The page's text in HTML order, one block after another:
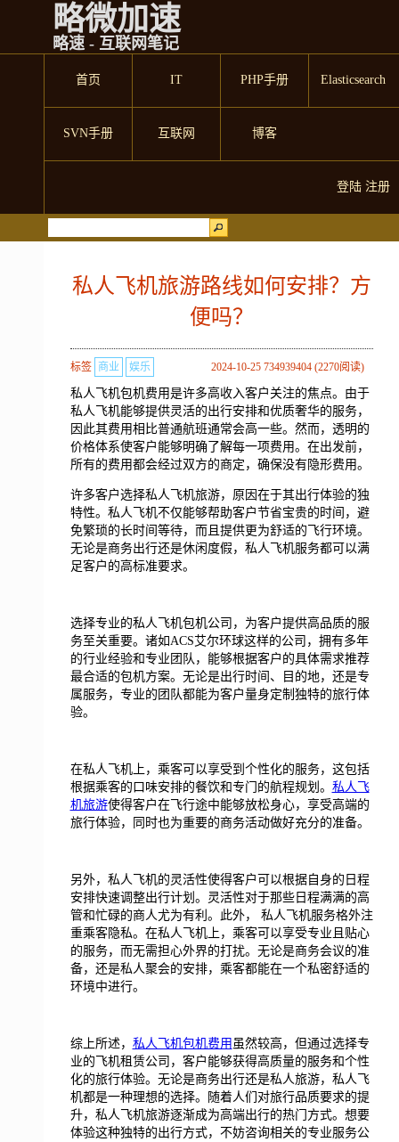
略微加速
略速 - 互联网笔记
首页 IT PHP手册 Elasticsearch
SVN手册 互联网 博客
登陆 注册
私人飞机旅游路线如何安排？方
便吗？
2024-10-25 734939404 (2270阅读)
标签 商业 娱乐
私人飞机包机费用是许多高收入客户关注的焦点。由于
私人飞机能够提供灵活的出行安排和优质奢华的服务，
因此其费用相比普通航班通常会高一些。然而，透明的
价格体系使客户能够明确了解每一项费用。在出发前，
所有的费用都会经过双方的商定，确保没有隐形费用。
许多客户选择私人飞机旅游，原因在于其出行体验的独
特性。私人飞机不仅能够帮助客户节省宝贵的时间，避
免繁琐的长时间等待，而且提供更为舒适的飞行环境。
无论是商务出行还是休闲度假，私人飞机服务都可以满
足客户的高标准要求。
选择专业的私人飞机包机公司，为客户提供高品质的服
务至关重要。诸如ACS艾尔环球这样的公司，拥有多年
的行业经验和专业团队，能够根据客户的具体需求推荐
最合适的包机方案。无论是出行时间、目的地，还是专
属服务，专业的团队都能为客户量身定制独特的旅行体
验。
在私人飞机上，乘客可以享受到个性化的服务，这包括
根据乘客的口味安排的餐饮和专门的航程规划。 私人飞
机旅游使得客户在飞行途中能够放松身心，享受高端的
旅行体验，同时也为重要的商务活动做好充分的准备。
另外，私人飞机的灵活性使得客户可以根据自身的日程
安排快速调整出行计划。灵活性对于那些日程满满的高
管和忙碌的商人尤为有利。此外， 私人飞机服务格外注
重乘客隐私。在私人飞机上，乘客可以享受专业且贴心
的服务，而无需担心外界的打扰。无论是商务会议的准
备，还是私人聚会的安排，乘客都能在一个私密舒适的
环境中进行。
综上所述， 私人飞机包机费用 虽然较高，但通过选择专
业的飞机租赁公司，客户能够获得高质量的服务和个性
化的旅行体验。无论是商务出行还是私人旅游，私人飞
机都是一种理想的选择。随着人们对旅行品质要求的提
升，私人飞机旅游逐渐成为高端出行的热门方式。想要
体验这种独特的出行方式，不妨咨询相关的专业服务公